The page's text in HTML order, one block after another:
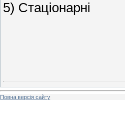
5) Стаціонарні
Повна версія сайту